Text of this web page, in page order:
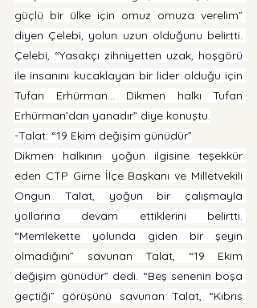
güçlü bir ülke için omuz omuza verelim”
diyen Çelebi, yolun uzun olduğunu belirtti.
Çelebi, “Yasakçı zihniyetten uzak, hoşgörü
ile insanını kucaklayan bir lider olduğu için
Tufan Erhürman… Dikmen halkı Tufan
Erhürman’dan yanadır” diye konuştu.
-Talat: “19 Ekim değişim günüdür”
Dikmen halkının yoğun ilgisine teşekkür
eden CTP Girne İlçe Başkanı ve Milletvekili
Ongun Talat, yoğun bir çalışmayla
yollarına devam ettiklerini belirtti.
“Memlekette yolunda giden bir şeyin
olmadığını” savunan Talat, “19 Ekim
değişim günüdür” dedi. “Beş senenin boşa
geçtiği” görüşünü savunan Talat, “Kıbrıs